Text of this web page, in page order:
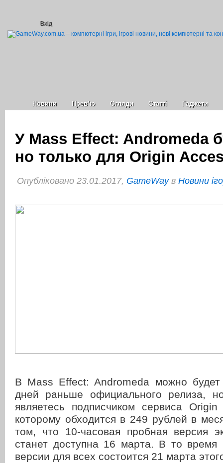
Вхід
Новини Прев’ю Огляди Статті Гаджети
У Mass Effect: Andromeda
но только для Origin
Опубліковано 23.01.2017, GameWayв Новини
В Mass Effect: Andromeda можно будет
дней раньше официального релиза,
являетесь подписчиком сервиса
которому обходится в 249 рублей в
том, что 10-часовая пробная версия
станет доступна 16 марта. В то время
версии для всех состоится 21 марта